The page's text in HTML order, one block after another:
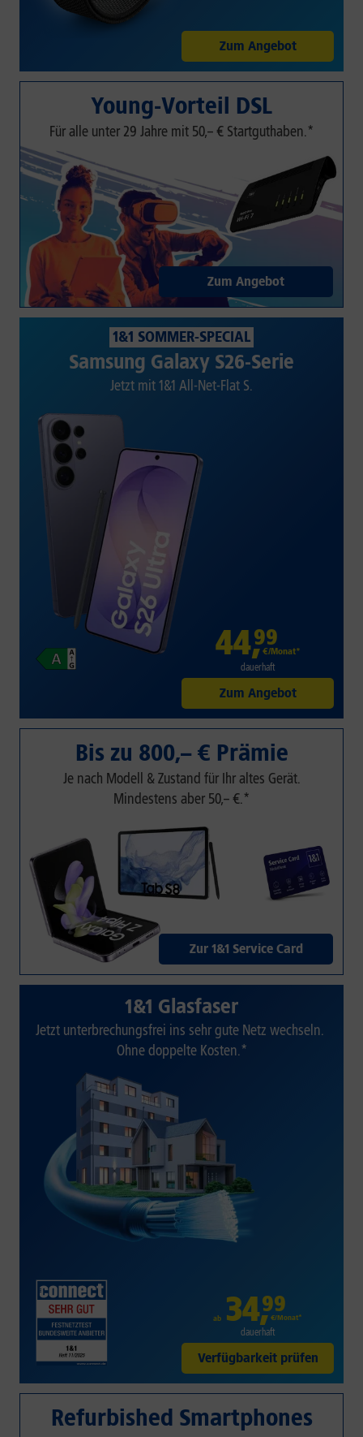
Zum Angebot
Young-Vorteil DSL
Für alle unter 29 Jahre mit 50,– € Startguthaben.*
Zum Angebot
1&1 SOMMER-SPECIAL
Samsung Galaxy S26-Serie
Jetzt mit 1&1 All-Net-Flat S.
44,99
€/Monat*
dauerhaft
Zum Angebot
Bis zu 800,– € Prämie
Je nach Modell & Zustand für Ihr altes Gerät.
Mindestens aber 50,– €.*
Zur 1&1 Service Card
1&1 Glasfaser
Jetzt unterbrechungsfrei ins sehr gute Netz wechseln.
Ohne doppelte Kosten.*
ab 34,99
€/Monat*
dauerhaft
Verfügbarkeit prüfen
Refurbished Smartphones